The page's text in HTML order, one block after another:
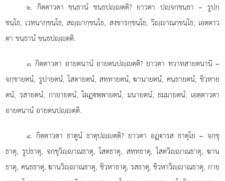
๒. กิตฺตาวตา ขนฺธานํ ขนฺธปฺตฺติ? ยาวตา ปฺจกฺขนฺธา – รูปกฺ
ขนฺโธ, เวทนากฺขนฺโธ, สฺากฺขนฺโธ, สงฺขารกฺขนฺโธ, วิฺาณกฺขนฺโธ; เอตฺตาว
ตา ขนฺธานํ ขนฺธปฺตฺติ.
๓. กิตฺตาวตา อายตนานํ อายตนปฺตฺติ? ยาวตา ทฺวาทสายตนานิ –
จกฺขายตนํ, รูปายตนํ, โสตายตนํ, สทฺทายตนํ, ฆานายตนํ, คนฺธายตนํ, ชิวฺหาย
ตนํ, รสายตนํ, กายายตนํ, โผฏฺพฺพายตนํ, มนายตนํ, ธมฺมายตนํ; เอตฺตาวตา
อายตนานํ อายตนปฺตฺติ.
๔. กิตฺตาวตา ธาตูนํ ธาตุปฺตฺติ? ยาวตา อฏฺารส ธาตุโย – จกฺขุ
ธาตุ, รูปธาตุ, จกฺขุวิฺาณธาตุ, โสตธาตุ, สทฺทธาตุ, โสตวิฺาณธาตุ, ฆาน
ธาตุ, คนฺธธาตุ, ฆานวิฺาณธาตุ, ชิวฺหาธาตุ, รสธาตุ, ชิวฺหาวิฺาณธาตุ, กาย